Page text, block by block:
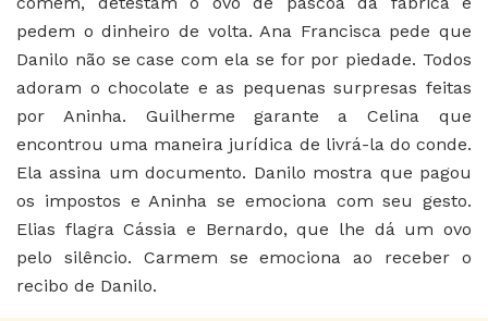
pedem o dinheiro de volta. Ana Francisca pede que
Danilo não se case com ela se for por piedade. Todos
adoram o chocolate e as pequenas surpresas feitas
por Aninha. Guilherme garante a Celina que
encontrou uma maneira jurídica de livrá-la do conde.
Ela assina um documento. Danilo mostra que pagou
os impostos e Aninha se emociona com seu gesto.
Elias flagra Cássia e Bernardo, que lhe dá um ovo
pelo silêncio. Carmem se emociona ao receber o
recibo de Danilo.